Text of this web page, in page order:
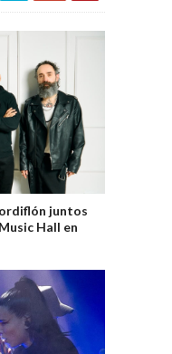
juntos
Hall en